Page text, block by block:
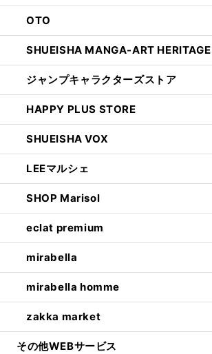
OTO
SHUEISHA MANGA-ART HERITAGE
ジャンプキャラクターズストア
HAPPY PLUS STORE
SHUEISHA VOX
LEEマルシェ
SHOP Marisol
eclat premium
mirabella
mirabella homme
zakka market
その他WEBサービス